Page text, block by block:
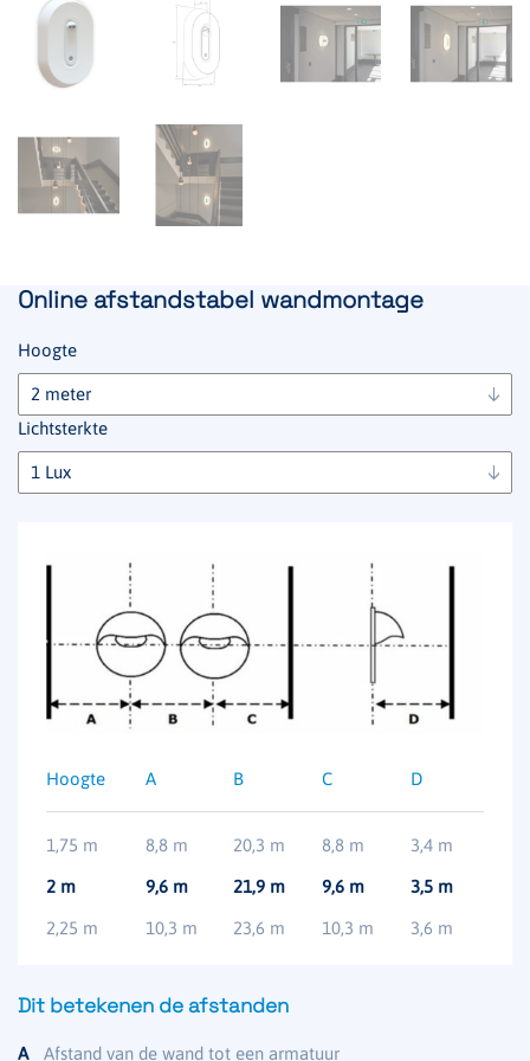
Online afstandstabel wandmontage
Hoogte
Lichtsterkte
Hoogte A B C D
1,75 m 8,8 m 20,3 m 8,8 m 3,4 m
2 m 9,6 m 21,9 m 9,6 m 3,5 m
2,25 m 10,3 m 23,6 m 10,3 m 3,6 m
Dit betekenen de afstanden
A Afstand van de wand tot een armatuur